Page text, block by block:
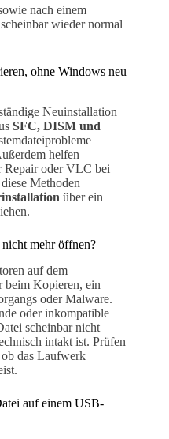
nach einem
wieder normal
ohne Windows neu
Neuinstallation
SFC, DISM und
helfen
Repair oder VLC bei
Methoden
über ein
mehr öffnen?
auf dem
beim Kopieren, ein
oder Malware.
oder inkompatible
scheinbar nicht
intakt ist. Prüfen
das Laufwerk
auf einem USB-